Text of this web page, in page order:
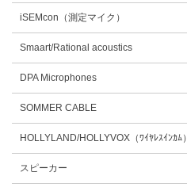
iSEMcon（測定マイク）
Smaart/Rational acoustics
DPA Microphones
SOMMER CABLE
HOLLYLAND/HOLLYVOX（ﾜｲﾔﾚｽｲﾝｶﾑ）
スピーカー